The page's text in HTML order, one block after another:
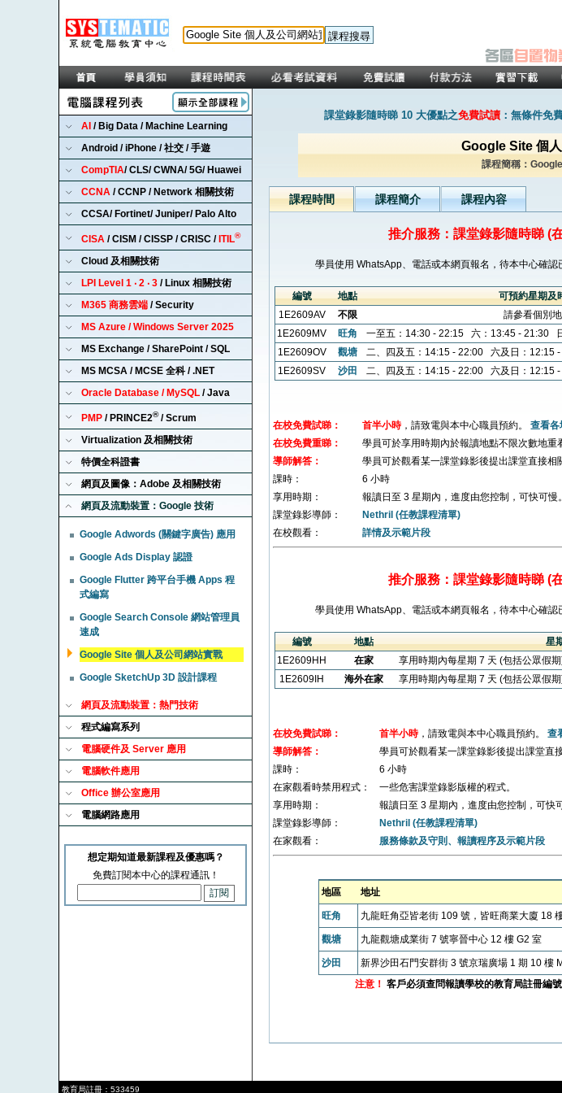
AI / Big Data / Machine Learning
Android / iPhone / 社交 / 手遊
CompTIA/ CLS/ CWNA/ 5G/ Huawei
CCNA / CCNP / Network 相關技術
CCSA/ Fortinet/ Juniper/ Palo Alto
CISA / CISM / CISSP / CRISC / ITIL®
Cloud 及相關技術
LPI Level 1 ‧ 2 ‧ 3 / Linux 相關技術
M365 商務雲端 / Security
MS Azure / Windows Server 2025
MS Exchange / SharePoint / SQL
MS MCSA / MCSE 全科 / .NET
Oracle Database / MySQL / Java
PMP / PRINCE2®/ Scrum
Virtualization 及相關技術
特價全科證書
網頁及圖像：Adobe 及相關技術
網頁及流動裝置：Google 技術
Google Adwords (關鍵字廣告) 應用
Google Ads Display 認證
Google Flutter 跨平台手機 Apps 程
式編寫
Google Search Console 網站管理員
速成
Google Site 個人及公司網站實戰
Google SketchUp 3D 設計課程
網頁及流動裝置：熱門技術
程式編寫系列
電腦硬件及 Server 應用
電腦軟件應用
Office 辦公室應用
電腦網路應用
想定期知道最新課程及優惠嗎？
免費訂閱本中心的課程通訊！
課堂錄影隨時睇 10 大優點之免費試讀：無條件免
Google Site 個
課程簡稱：
課程時間 課程簡介 課程內容
推介服務：課堂錄影隨時睇 (
學員使用 WhatsApp、電話或本網頁報名，待本中心確認
編號 地點 可預約星期及
1E2609AV
不限 請參看個別
1E2609MV
旺角 一至五：14:30 - 22:15 六：13:45 - 21:30
1E2609OV
觀塘 二、四及五：14:15 - 22:00 六及日：12:15
1E2609SV
沙田 二、四及五：14:15 - 22:00 六及日：12:15
在校免費試睇：
首半小時，請致電與本中心職員預約。 查看各
在校免費重睇：
學員可於享用時期內於報讀地點不限次數地重
導師解答：
學員可於觀看某一課堂錄影後提出課堂直接相
課時：
6 小時
享用時期：
報讀日至 3 星期內，進度由您控制，可快可慢。
課堂錄影導師：
Nethril (任教課程清單)
在校觀看：
詳情及示範片段
推介服務：課堂錄影隨時睇 (
學員使用 WhatsApp、電話或本網頁報名，待本中心確認
編號 地點 星
1E2609HH
在家 享用時期內每星期 7 天 (包括公眾假
1E2609IH
海外在家 享用時期內每星期 7 天 (包括公眾假
在校免費試睇：
首半小時，請致電與本中心職員預約。 查
導師解答：
學員可於觀看某一課堂錄影後提出課堂直
課時：
6 小時
在家觀看時禁用程式：
一些危害課堂錄影版權的程式。
享用時期：
報讀日至 3 星期內，進度由您控制，可快
課堂錄影導師：
Nethril (任教課程清單)
在家觀看：
服務條款及守則、報讀程序及示範片段
地區 地址
旺角 九龍旺角亞皆老街 109 號，皆旺商業大廈 18
觀塘 九龍觀塘成業街 7 號寧晉中心 12 樓 G2 室
沙田 新界沙田石門安群街 3 號京瑞廣場 1 期 10 樓
注意！ 客戶必須查問報讀學校的教育局註冊編
教育局註冊：533459